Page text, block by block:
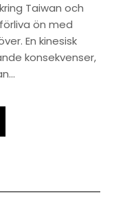
Taiwan och
ön med
En kinesisk
konsekvenser,